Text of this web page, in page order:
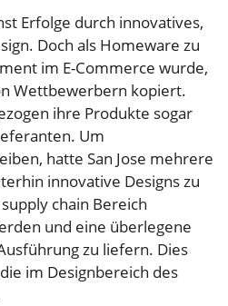
Erfolge durch innovatives,
Doch als Homeware zu
im E-Commerce wurde,
Wettbewerbern kopiert.
ihre Produkte sogar
Um
hatte San Jose mehrere
innovative Designs zu
chain Bereich
und eine überlegene
zu liefern. Dies
im Designbereich des